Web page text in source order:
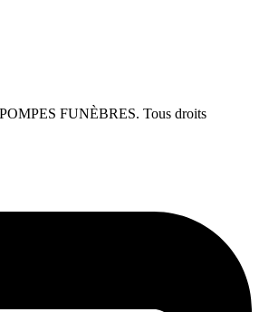
FUNÈBRES. Tous droits